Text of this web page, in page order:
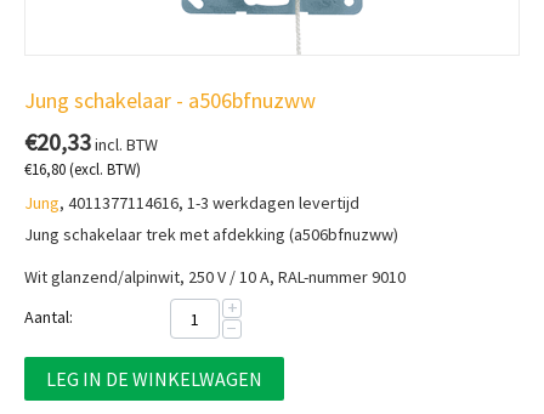
Jung schakelaar - a506bfnuzww
€20,33incl. BTW
€16,80(excl. BTW)
Jung, 4011377114616, 1-3 werkdagen levertijd
Jung schakelaar trek met afdekking (a506bfnuzww)
Wit glanzend/alpinwit, 250 V / 10 A, RAL-nummer 9010
Aantal:
+
−
LEG IN DE WINKELWAGEN